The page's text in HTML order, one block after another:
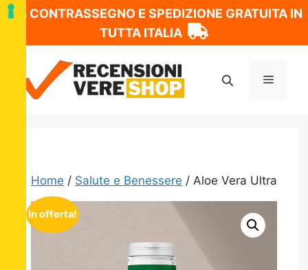
CONTRASSEGNO E SPEDIZIONE GRATUITA IN
TUTTA ITALIA
contenuto
Menu
Home / Salute e Benessere / Aloe Vera Ultra
In offerta!